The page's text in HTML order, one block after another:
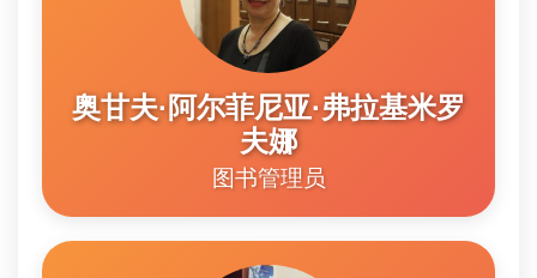
奥甘夫·阿尔菲尼亚·弗拉基米罗
夫娜
图书管理员